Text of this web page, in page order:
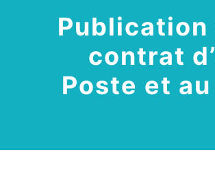
Publication
contrat
Poste et